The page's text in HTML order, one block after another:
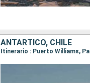
ANTÁRTICO, CHILE
Itinerario : Puerto Williams,